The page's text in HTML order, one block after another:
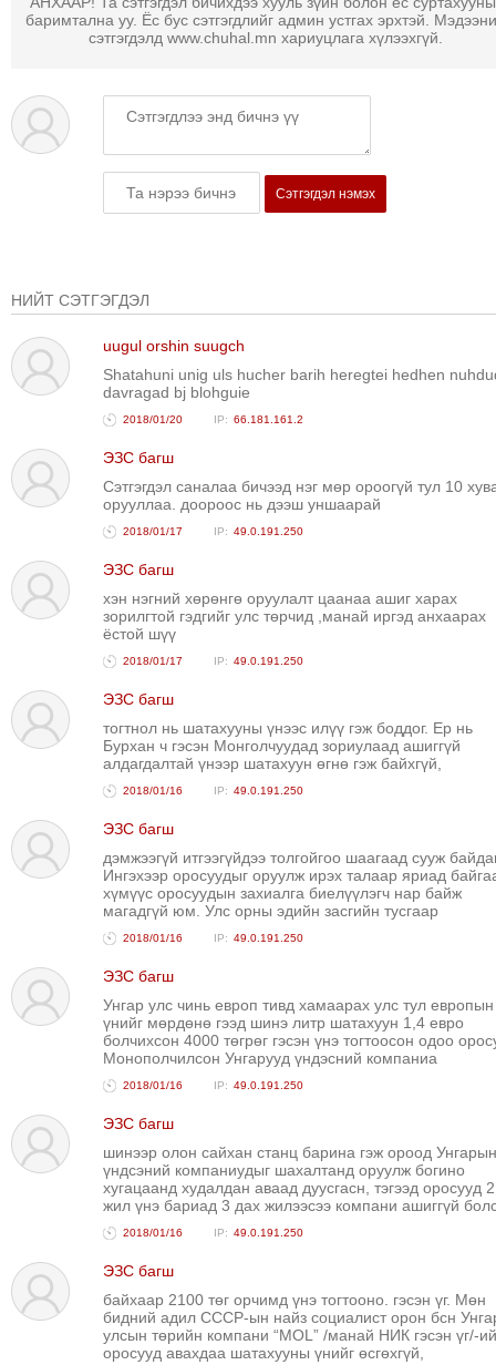
ТОЙРОНД
ОСЛЫН
ЭРГЭН
ТОЙРОНД
ЕРӨНХИЙЛӨГЧИЙН
ЭРГЭН
ТОЙРОНД
СУРГУУЛИЙН
ЭРГЭН
ХУУЛИЙН
ЭРГЭН
СОНГУУЛЬ-2017
баримтална уу. Ёс бус сэтгэгдлийг админ устгах эрхтэй.
сэтгэгдэлд www.chuhal.mn хариуцлага хүлээхгүй.
Сэтгэгдэл нэмэх
НИЙТ СЭТГЭГДЭЛ
uugul orshin suugch
Shatahuni unig uls hucher barih heregtei hedhen
davragad bj blohguie
2018/01/20 66.181.161.2
ЭЗС багш
Сэтгэгдэл саналаа бичээд нэг мөр ороогүй тул 10
орууллаа. доороос нь дээш уншаарай
2018/01/17 49.0.191.250
ЭЗС багш
хэн нэгний хөрөнгө оруулалт цаанаа ашиг харах
зорилгтой гэдгийг улс төрчид ,манай иргэд анхаарах
ёстой шүү
2018/01/17 49.0.191.250
ЭЗС багш
тогтнол нь шатахууны үнээс илүү гэж боддог. Ер нь
Бурхан ч гэсэн Монголчуудад зориулаад ашиггүй
алдагдалтай үнээр шатахуун өгнө гэж байхгүй,
2018/01/16 49.0.191.250
ЭЗС багш
дэмжээгүй итгээгүйдээ толгойгоо шаагаад сууж
Ингэхээр оросуудыг оруулж ирэх талаар яриад
хүмүүс оросуудын захиалга биелүүлэгч нар байж
магадгүй юм. Улс орны эдийн засгийн тусгаар
2018/01/16 49.0.191.250
ЭЗС багш
Унгар улс чинь европ тивд хамаарах улс тул европын
үнийг мөрдөнө гээд шинэ литр шатахуун 1,4 евро
болчихсон 4000 төгрөг гэсэн үнэ тогтоосон одоо
Монополчилсон Унгарууд үндэсний компаниа
2018/01/16 49.0.191.250
ЭЗС багш
шинээр олон сайхан станц барина гэж ороод Унгарын
үндсэний компаниудыг шахалтанд оруулж богино
хугацаанд худалдан аваад дуусгасн, тэгээд оросууд 2
жил үнэ бариад 3 дах жилээсээ компани ашиггүй
2018/01/16 49.0.191.250
ЭЗС багш
байхаар 2100 төг орчимд үнэ тогтооно. гэсэн үг. Мөн
бидний адил СССР-ын найз социалист орон бсн
улсын төрийн компани “MOL” /манай НИК гэсэн үг/-
оросууд авахдаа шатахууны үнийг өсгөхгүй,